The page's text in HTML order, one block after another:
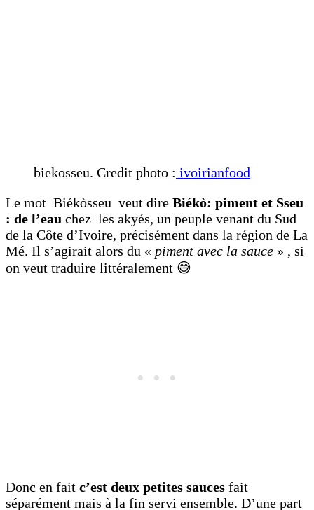
biekosseu. Credit photo : ivoirianfood
Le mot Biékòsseu veut dire Biékò: piment et Sseu
: de l’eau chez les akyés, un peuple venant du Sud
de la Côte d’Ivoire, précisément dans la région de La
Mé. Il s’agirait alors du « piment avec la sauce » , si
on veut traduire littéralement 😅
Donc en fait c’est deux petites sauces fait
séparément mais à la fin servi ensemble. D’une part